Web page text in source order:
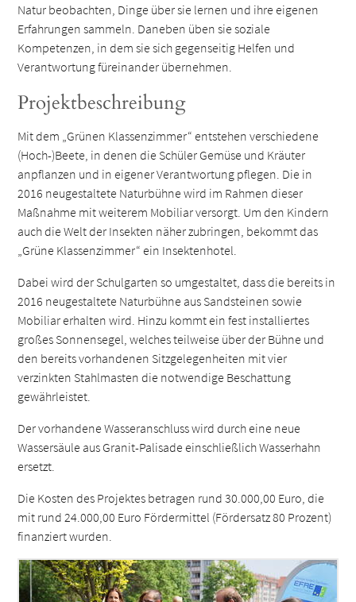
Natur beobachten, Dinge über sie lernen und ihre eigenen
Erfahrungen sammeln. Daneben üben sie soziale
Kompetenzen, in dem sie sich gegenseitig Helfen und
Verantwortung füreinander übernehmen.
Projektbeschreibung
Mit dem „Grünen Klassenzimmer“ entstehen verschiedene
(Hoch-)Beete, in denen die Schüler Gemüse und Kräuter
anpflanzen und in eigener Verantwortung pflegen. Die in
2016 neugestaltete Naturbühne wird im Rahmen dieser
Maßnahme mit weiterem Mobiliar versorgt. Um den Kindern
auch die Welt der Insekten näher zubringen, bekommt das
„Grüne Klassenzimmer“ ein Insektenhotel.
Dabei wird der Schulgarten so umgestaltet, dass die bereits in
2016 neugestaltete Naturbühne aus Sandsteinen sowie
Mobiliar erhalten wird. Hinzu kommt ein fest installiertes
großes Sonnensegel, welches teilweise über der Bühne und
den bereits vorhandenen Sitzgelegenheiten mit vier
verzinkten Stahlmasten die notwendige Beschattung
gewährleistet.
Der vorhandene Wasseranschluss wird durch eine neue
Wassersäule aus Granit-Palisade einschließlich Wasserhahn
ersetzt.
Die Kosten des Projektes betragen rund 30.000,00 Euro, die
mit rund 24.000,00 Euro Fördermittel (Fördersatz 80 Prozent)
finanziert wurden.